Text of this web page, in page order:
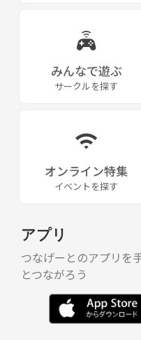
ベント、ボランティア訪問な
フットワークで積極的に活動
みんなで遊ぶ
サークルを探す
オンライン特集
イベントを探す
アプリ
つなげーとのアプリを
とつながろう